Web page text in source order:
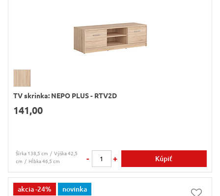
TV skrinka: NEPO PLUS - RTV2D
141,00
Šírka 138,5 cm
Výška 42,5
cm
Hĺbka 46,5 cm - + Kúpiť
akcia-24% novinka